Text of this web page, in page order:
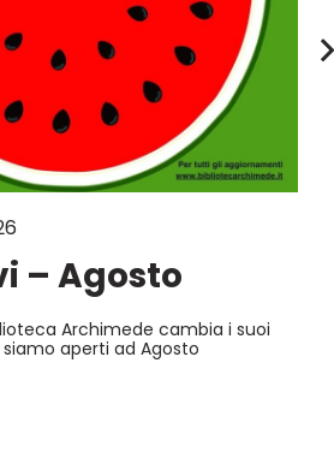
– Agosto
Archimede cambia i suoi
aperti ad Agosto